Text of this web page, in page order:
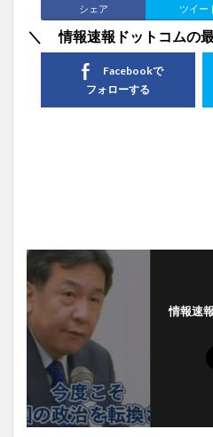
シェア ツイー
＼ 情報速報ドットコムの
Facebookで
フォローする
情報速